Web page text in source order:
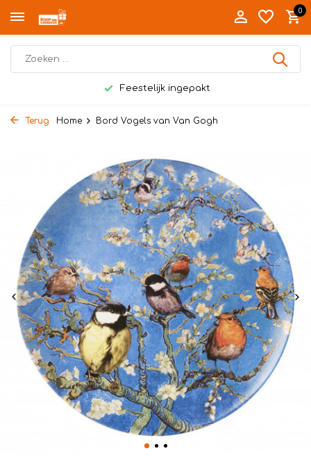
0
Feestelijk ingepakt
Terug Home Bord Vogels van Van Gogh